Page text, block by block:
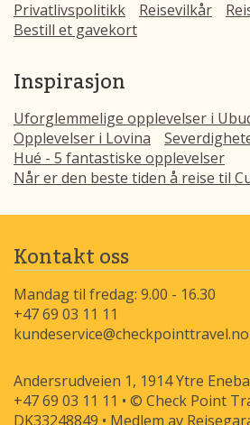
Privatlivspolitikk
Reisevilkår
Bestill et gavekort
Inspirasjon
Uforglemmelige opplevelser i
Opplevelser i Lovina
Hué - 5 fantastiske opplevelser
Når er den beste tiden å reise til
Kontakt oss
Mandag til fredag: 9.00 - 16.30
+47 69 03 11 11
kundeservice@checkpointtravel.no
Andersrudveien 1, 1914 Ytre
+47 69 03 11 11 • © Check Point
DK33248849 • Medlem av